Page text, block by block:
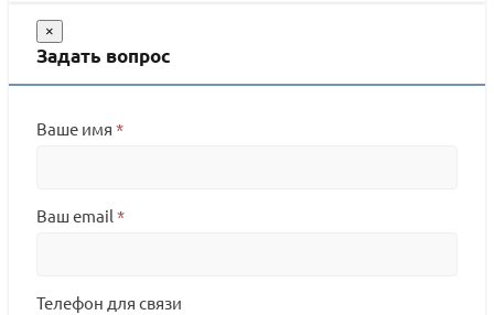
×
Задать вопрос
Ваше имя *
Ваш email *
Телефон для связи